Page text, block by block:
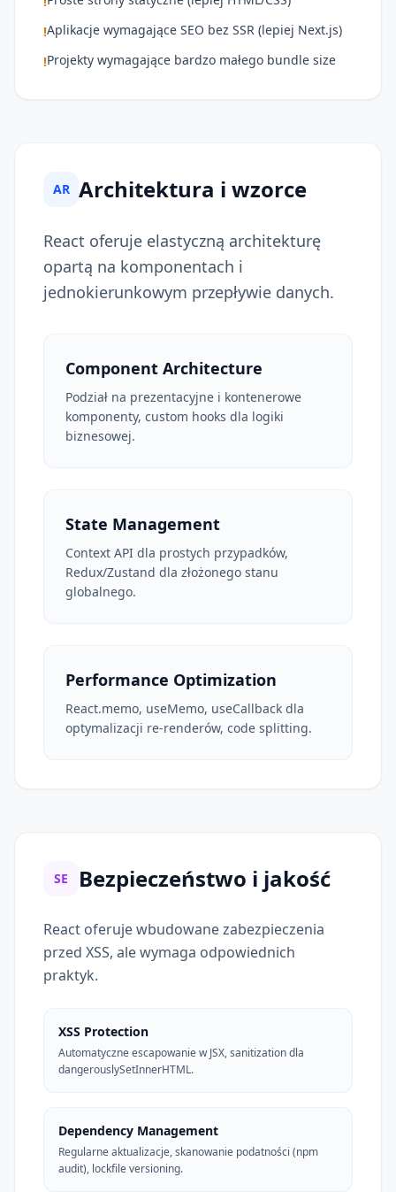
!Aplikacje wymagające SEO bez SSR (lepiej Next.js)
!Projekty wymagające bardzo małego bundle size
AR Architektura i wzorce
React oferuje elastyczną architekturę
opartą na komponentach i
jednokierunkowym przepływie danych.
Component Architecture
Podział na prezentacyjne i kontenerowe
komponenty, custom hooks dla logiki
biznesowej.
State Management
Context API dla prostych przypadków,
Redux/Zustand dla złożonego stanu
globalnego.
Performance Optimization
React.memo, useMemo, useCallback dla
optymalizacji re-renderów, code splitting.
SE Bezpieczeństwo i jakość
React oferuje wbudowane zabezpieczenia
przed XSS, ale wymaga odpowiednich
praktyk.
XSS Protection
Automatyczne escapowanie w JSX, sanitization dla
dangerouslySetInnerHTML.
Dependency Management
Regularne aktualizacje, skanowanie podatności (npm
audit), lockfile versioning.